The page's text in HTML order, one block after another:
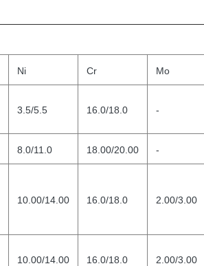
Ni Cr Mo
3.5/5.5 16.0/18.0 -
8.0/11.0 18.00/20.00 -
10.00/14.00 16.0/18.0 2.00/3.00
10.00/14.00 16.0/18.0 2.00/3.00